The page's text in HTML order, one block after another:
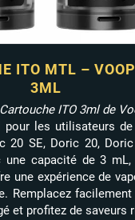
ITO MTL –
3ML
Cartouche ITO 3ml de
pour les utilisateurs
20 SE, Doric 20,
une capacité de 3
une expérience de
Remplacez
et profitez de saveurs